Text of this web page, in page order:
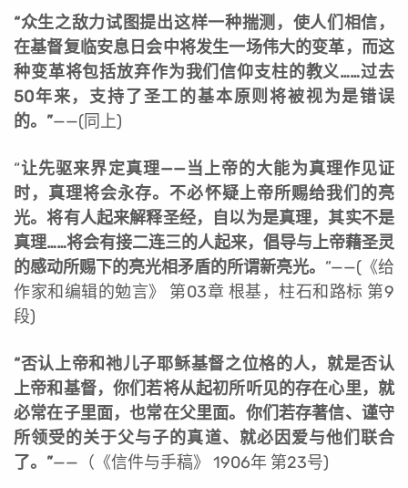
“众生之敌力试图提出这样一种揣测，使人们相信，
在基督复临安息日会中将发生一场伟大的变革，而这
种变革将包括放弃作为我们信仰支柱的教义……过去
50年来，支持了圣工的基本原则将被视为是错误
的。”——(同上)
“让先驱来界定真理——当上帝的大能为真理作见证
时，真理将会永存。不必怀疑上帝所赐给我们的亮
光。将有人起来解释圣经，自以为是真理，其实不是
真理……将会有接二连三的人起来，倡导与上帝藉圣灵
的感动所赐下的亮光相矛盾的所谓新亮光。 ”——(《给
作家和编辑的勉言》 第03章 根基，柱石和路标 第9
段)
“否认上帝和祂儿子耶稣基督之位格的人，就是否认
上帝和基督，你们若将从起初所听见的存在心里，就
必常在子里面，也常在父里面。你们若存著信、谨守
所领受的关于父与子的真道、就必因爱与他们联合
了。”——（《信件与手稿》 1906年 第23号)